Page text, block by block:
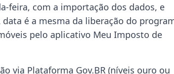
feira, com a importação dos dados, e
é a mesma da liberação do
pelo aplicativo Meu Imposto de
via Plataforma Gov.BR (níveis ouro ou